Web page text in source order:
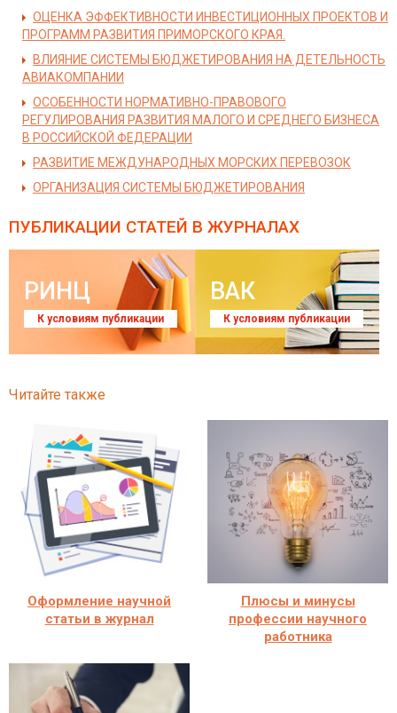
ОЦЕНКА ЭФФЕКТИВНОСТИ ИНВЕСТИЦИОННЫХ ПРОЕКТОВ И
ПРОГРАММ РАЗВИТИЯ ПРИМОРСКОГО КРАЯ.
ВЛИЯНИЕ СИСТЕМЫ БЮДЖЕТИРОВАНИЯ НА ДЕТЕЛЬНОСТЬ
АВИАКОМПАНИИ
ОСОБЕННОСТИ НОРМАТИВНО-ПРАВОВОГО
РЕГУЛИРОВАНИЯ РАЗВИТИЯ МАЛОГО И СРЕДНЕГО БИЗНЕСА
В РОССИЙСКОЙ ФЕДЕРАЦИИ
РАЗВИТИЕ МЕЖДУНАРОДНЫХ МОРСКИХ ПЕРЕВОЗОК
ОРГАНИЗАЦИЯ СИСТЕМЫ БЮДЖЕТИРОВАНИЯ
ПУБЛИКАЦИИ СТАТЕЙ В ЖУРНАЛАХ
РИНЦ
К условиям публикации
ВАК
К условиям публикации
Читайте также
Оформление научной
статьи в журнал
Плюсы и минусы
профессии научного
работника